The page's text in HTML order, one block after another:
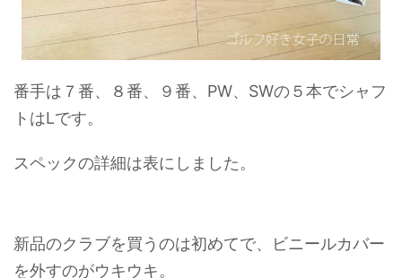
番手は７番、８番、９番、PW、SWの５本でシャフ
トはLです。
スペックの詳細は表にしました。
新品のクラブを買うのは初めてで、ビニールカバー
を外すのがウキウキ。